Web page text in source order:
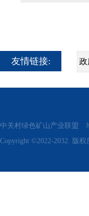
友情链接:
中关村绿色矿山产业联盟
Copyright ©2022-2032. 版